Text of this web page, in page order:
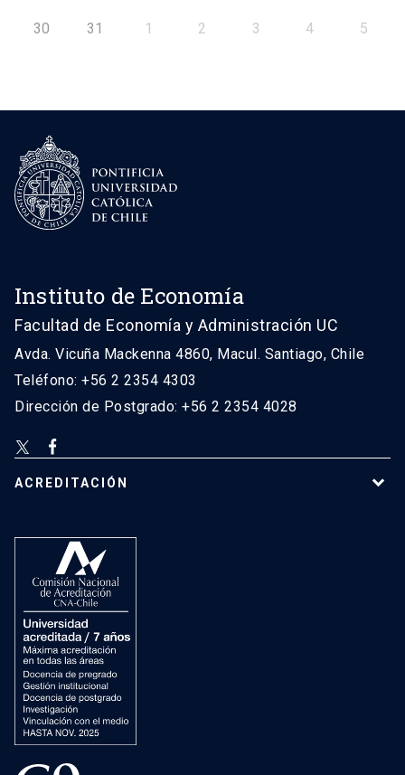
30 31 1 2 3 4 5
Instituto de Economía
Facultad de Economía y Administración UC
Avda. Vicuña Mackenna 4860, Macul. Santiago, Chile
Teléfono: +56 2 2354 4303
Dirección de Postgrado: +56 2 2354 4028
ACREDITACIÓN